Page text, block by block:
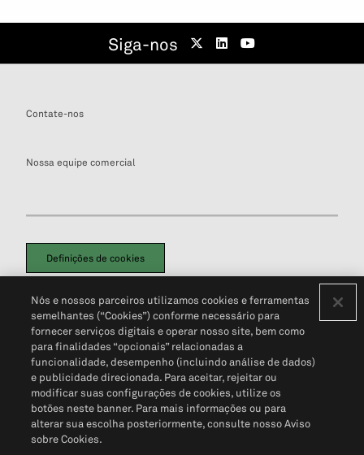
Siga-nos
Contate-nos
Nossa equipe comercial
Definições de cookies
Política de PrivacidadePortal de privacidade do cliente (em inglês)
Não Venda Minhas Informações Pessoais© 2026 S&P Global
Nós e nossos parceiros utilizamos cookies e ferramentas
semelhantes (“Cookies”) conforme necessário para
fornecer serviços digitais e operar nosso site, bem como
para finalidades “opcionais” relacionadas a
funcionalidade, desempenho (incluindo análise de dados)
e publicidade direcionada. Para aceitar, rejeitar ou
modificar suas configurações de cookies, utilize os
botões neste banner. Para mais informações ou para
alterar sua escolha posteriormente, consulte nosso Aviso
sobre Cookies.